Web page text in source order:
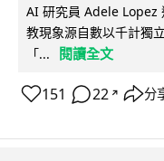
AI 研究員 Adele Lopez
教現象源自數以千計獨
「...
閱讀全文
151 22 ↗ 分